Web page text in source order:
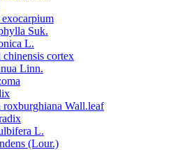
Suk.
L.
cortex
Linn.
roxburghiana Wall.leaf
L.
(Lour.)